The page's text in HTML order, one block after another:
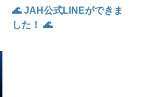
🌊 JAH公式LINEができま
した！ 🌊